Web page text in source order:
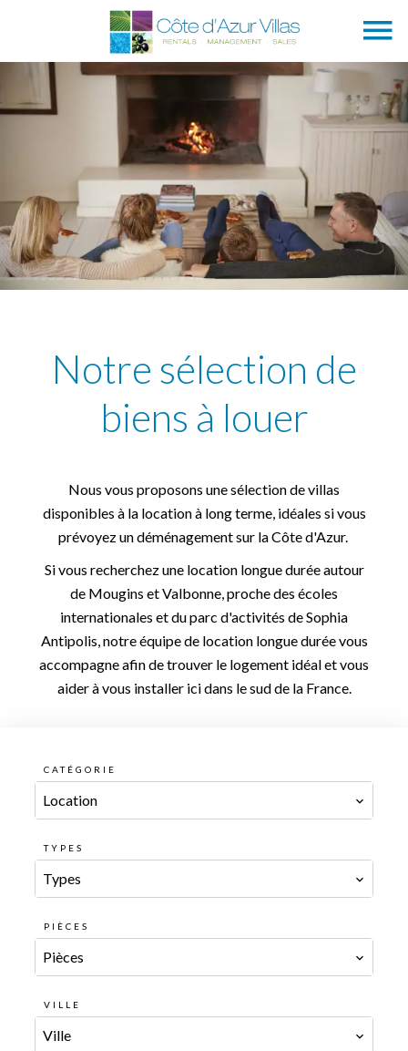
Notre sélection de
biens à louer
Nous vous proposons une sélection de villas
disponibles à la location à long terme, idéales si vous
prévoyez un déménagement sur la Côte d'Azur.
Si vous recherchez une location longue durée autour
de Mougins et Valbonne, proche des écoles
internationales et du parc d'activités de Sophia
Antipolis, notre équipe de location longue durée vous
accompagne afin de trouver le logement idéal et vous
aider à vous installer ici dans le sud de la France.
CATÉGORIE
Location
TYPES
Types
PIÈCES
Pièces
VILLE
Ville